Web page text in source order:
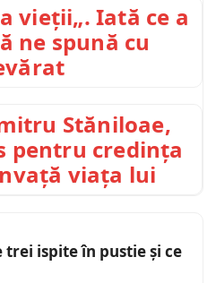
vieții„. Iată ce a
ne spună cu
Stăniloae,
pentru credința
viața lui
trei ispite în pustie și ce